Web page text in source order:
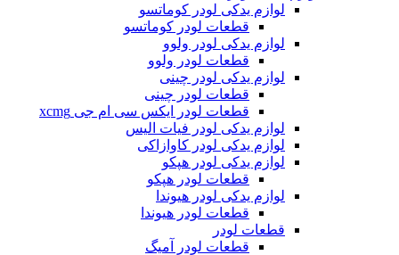
لوازم یدکی لودر کوماتسو
قطعات لودر کوماتسو
لوازم یدکی لودر ولوو
قطعات لودر ولوو
لوازم یدکی لودر چینی
قطعات لودر چینی
قطعات لودر ایکس سی ام جی xcmg
لوازم یدکی لودر فیات الیس
لوازم یدکی لودر کاوازاکی
لوازم یدکی لودر هپکو
قطعات لودر هپکو
لوازم یدکی لودر هیوندا
قطعات لودر هیوندا
قطعات لودر
قطعات لودر آمیگ